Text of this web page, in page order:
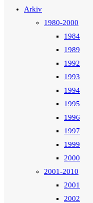
Arkiv
1980-2000
1984
1989
1992
1993
1994
1995
1996
1997
1999
2000
2001-2010
2001
2002